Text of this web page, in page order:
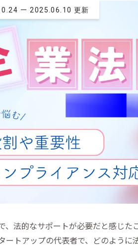
ー2025.06.10 更新
、法的なサポートが必要だと感じ
ートアップの代表者で、どのよう